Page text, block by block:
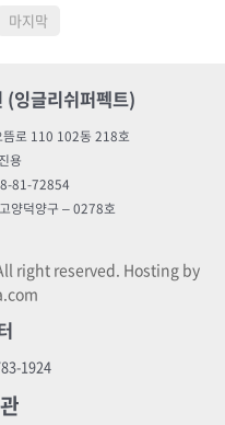
마지막
(잉글리쉬퍼펙트)
뜸로 110 102동 218호
용
81-72854
양덕양구 – 0278호
right reserved. Hosting by
1924